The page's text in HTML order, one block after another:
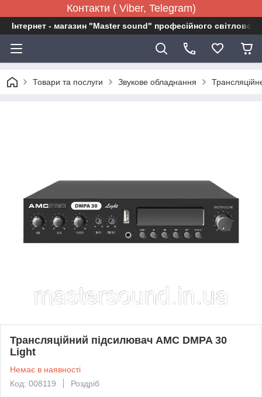
Контакти ( Viber, Telegram)
Інтернет - магазин "Master sound" професійного
Товари та послуги Звукове обладнання
Трансляційний підсилювач AMC DMPA 30
Light
Немає в наявності
Код: 008119
Роздріб